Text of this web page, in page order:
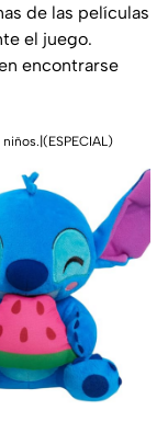
de las películas
el juego.
encontrarse